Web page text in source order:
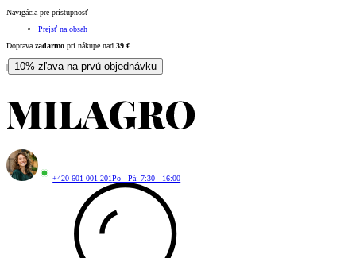
Navigácia pre prístupnosť
Prejsť na obsah
Doprava zadarmo pri nákupe nad 39 €
| 10% zľava na prvú objednávku
+420 601 001 201Po - Pá: 7:30 - 16:00